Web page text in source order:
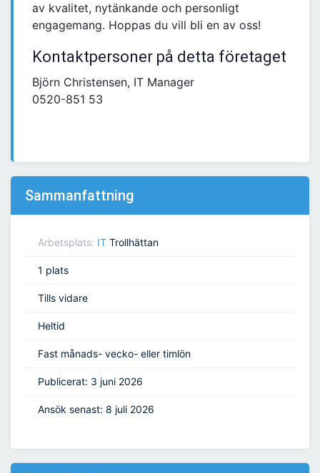
av kvalitet, nytänkande och personligt
engagemang. Hoppas du vill bli en av oss!
Kontaktpersoner på detta företaget
Björn Christensen, IT Manager
0520-851 53
Sammanfattning
Arbetsplats: IT Trollhättan
1 plats
Tills vidare
Heltid
Fast månads- vecko- eller timlön
Publicerat: 3 juni 2026
Ansök senast: 8 juli 2026